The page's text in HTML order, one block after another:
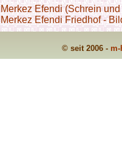
Merkez Efendi (Schrein
Merkez Efendi Friedhof -
© seit 2006 -